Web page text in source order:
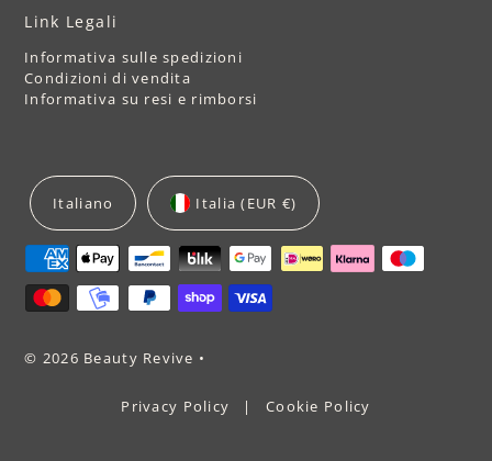
€81,29 ESAURITO
Link Legali
Informativa sulle spedizioni
Condizioni di vendita
Informativa su resi e rimborsi
© 2026 Beauty Revive •
Italiano Italia (EUR €)
Privacy Policy | Cookie Policy